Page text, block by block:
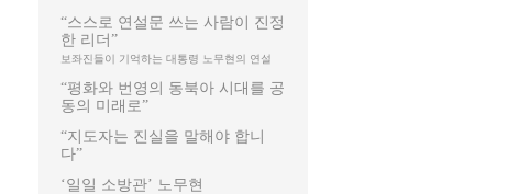
“스스로 연설문 쓰는 사람이 진정
한 리더”
보좌진들이 기억하는 대통령 노무현의 연설
“평화와 번영의 동북아 시대를 공
동의 미래로”
“지도자는 진실을 말해야 합니
다”
‘일일 소방관’ 노무현